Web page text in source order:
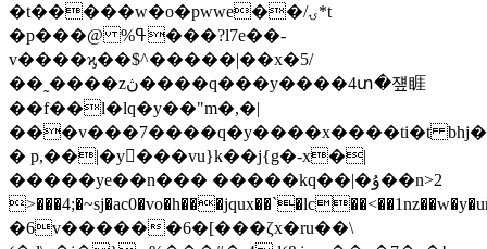
�t�����w�o�pwwe��/ۍ*t
�p���@ %ߟ���?l7e��-
v����ϗ��$^�����|��x�5/
��˷����zڽ����q���y����4տ�쟾睚
��f��l�lq�y��"m�,�|
���v���7����q�y����x����ti�t
� p,��|�y񭪕���vu}k��j{g�-x�|
�����ye��n��� �����kq��|�ۇ��n>2
�6v������6�[���ζx�ru��\